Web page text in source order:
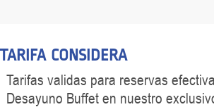
CONSIDERA
Tarifas validas para reservas
Desayuno Buffet en nuestro